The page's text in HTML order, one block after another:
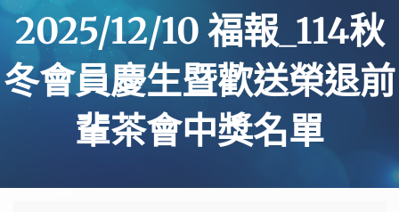
2025/12/10 福報_114秋
冬會員慶生暨歡送榮退前
輩茶會中獎名單